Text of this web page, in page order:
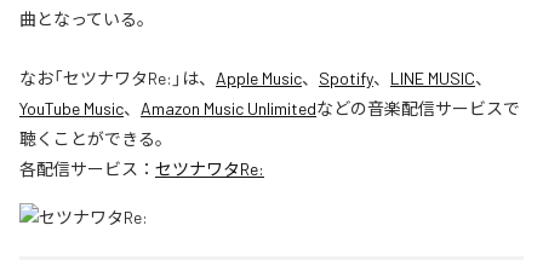
曲となっている。
なお「セツナワタRe: 」は、 Apple Music、 Spotify、 LINE MUSIC、
YouTube Music、 Amazon Music Unlimitedなどの音楽配信サービスで
聴くことができる。
各配信サービス： セツナワタRe: